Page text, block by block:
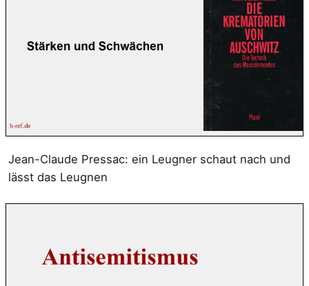
Jean-Claude Pressac: ein Leugner schaut nach und
lässt das Leugnen